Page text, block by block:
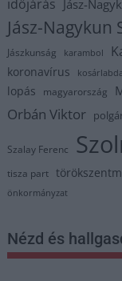
időjárás Jász-
Jász-Nagykun
Jászkunság karambol
koronavírus kosárlabda
lopás magyarország
Orbán Viktor
Szalay Ferenc
tisza part
önkormányzat
Nézd és